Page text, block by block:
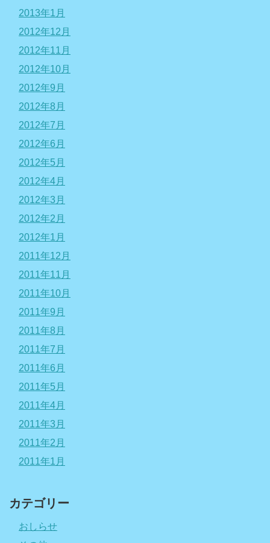
2013年1月
2012年12月
2012年11月
2012年10月
2012年9月
2012年8月
2012年7月
2012年6月
2012年5月
2012年4月
2012年3月
2012年2月
2012年1月
2011年12月
2011年11月
2011年10月
2011年9月
2011年8月
2011年7月
2011年6月
2011年5月
2011年4月
2011年3月
2011年2月
2011年1月
カテゴリー
おしらせ